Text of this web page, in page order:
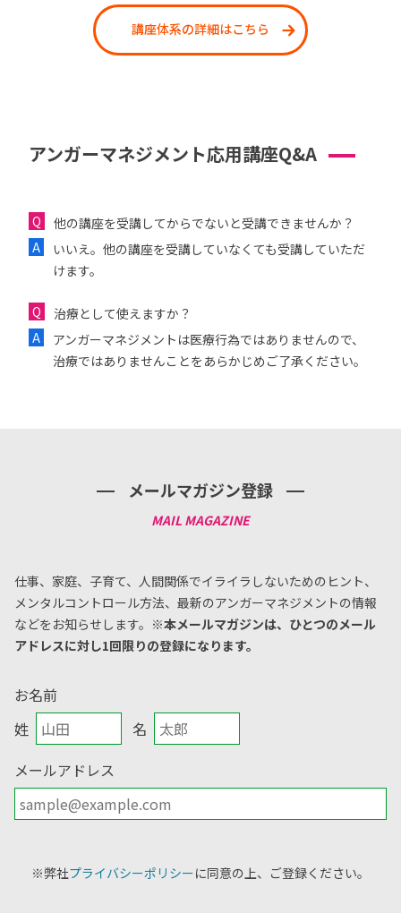
講座体系の詳細はこちら
アンガーマネジメント応用講座Q&A
他の講座を受講してからでないと受講できませんか？
いいえ。他の講座を受講していなくても受講していただ
けます。
治療として使えますか？
アンガーマネジメントは医療行為ではありませんので、
治療ではありませんことをあらかじめご了承ください。
メールマガジン登録
仕事、家庭、子育て、人間関係でイライラしないためのヒント、
メンタルコントロール方法、 最新のアンガーマネジメントの情報
などをお知らせします。 ※本メールマガジンは、ひとつのメール
アドレスに対し1回限りの登録になります。
お名前
姓
名
メールアドレス
※弊社プライバシーポリシーに同意の上、ご登録ください。